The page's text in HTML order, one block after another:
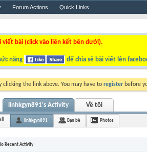
Forum Actions Quick Links
viết bài (click vào liên kết bên dưới).
năng để chia sẻ bài viết lên
clicking the link above. You may have to register before
linhkgyn891's Activity Về tôi
linhkgyn891 Bạn bè Photos
Recent Activity